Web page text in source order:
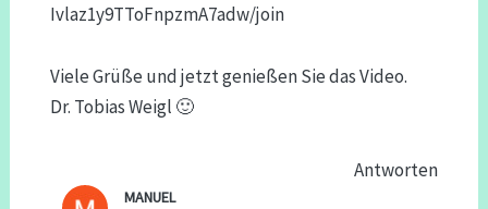
Ivlaz1y9TToFnpzmA7adw/join
Viele Grüße und jetzt genießen Sie das Video.
Dr. Tobias Weigl 🙂
Antworten
MANUEL